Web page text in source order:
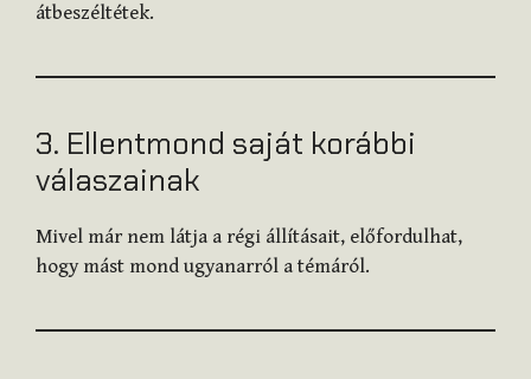
átbeszéltétek.
3. Ellentmond saját korábbi
válaszainak
Mivel már nem látja a régi állításait, előfordulhat,
hogy mást mond ugyanarról a témáról.